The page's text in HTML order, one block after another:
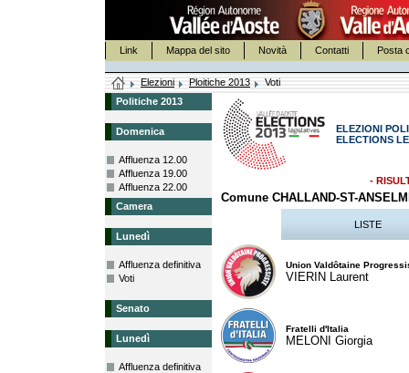
Link Mappa del sito Novità Contatti Posta
Elezioni Ploitiche 2013
Voti
Politiche 2013
Domenica
Affluenza 12.00
Affluenza 19.00
Affluenza 22.00
Camera
Lunedì
Affluenza definitiva
Voti
Senato
Lunedì
Affluenza definitiva
ELEZIONI
ELECTIONS
-
Comune CHALLAND-ST-
LISTE
Union Valdôtaine
VIERIN Laurent
Fratelli d'Italia
MELONI Giorgia